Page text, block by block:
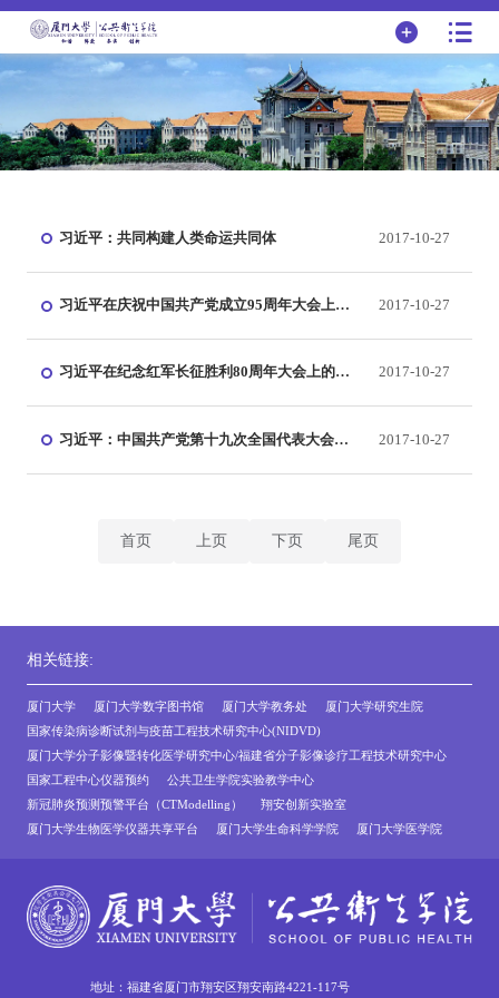
习近平：共同构建人类命运共同体 2017-10-27
习近平在庆祝中国共产党成立95周年大会上的
2017-10-27
习近平在纪念红军长征胜利80周年大会上的讲
2017-10-27
习近平：中国共产党第十九次全国代表大会报
2017-10-27
首页 上页 下页 尾页
相关链接:
厦门大学 厦门大学数字图书馆 厦门大学教务处
厦门大学研究生院
国家传染病诊断试剂与疫苗工程技术研究中心(NIDVD)
厦门大学分子影像暨转化医学研究中心/福建省分子影像诊疗工程技术研究中心
国家工程中心仪器预约
公共卫生学院实验教学中心
新冠肺炎预测预警平台（CTModelling）
翔安创新实验室
厦门大学生物医学仪器共享平台
厦门大学生命科学学院 厦门大学医学院
地址：福建省厦门市翔安区翔安南路4221-117号